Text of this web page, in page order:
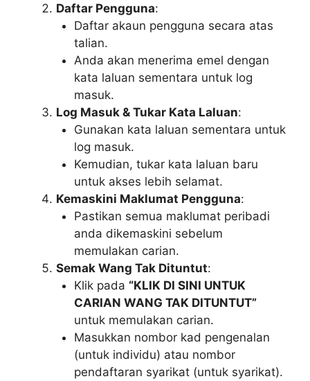
Daftar Pengguna:
Daftar akaun pengguna secara atas
talian.
Anda akan menerima emel dengan
kata laluan sementara untuk log
masuk.
Log Masuk & Tukar Kata Laluan:
Gunakan kata laluan sementara untuk
log masuk.
Kemudian, tukar kata laluan baru
untuk akses lebih selamat.
Kemaskini Maklumat Pengguna:
Pastikan semua maklumat peribadi
anda dikemaskini sebelum
memulakan carian.
Semak Wang Tak Dituntut:
Klik pada “KLIK DI SINI UNTUK
CARIAN WANG TAK DITUNTUT”
untuk memulakan carian.
Masukkan nombor kad pengenalan
(untuk individu) atau nombor
pendaftaran syarikat (untuk syarikat).